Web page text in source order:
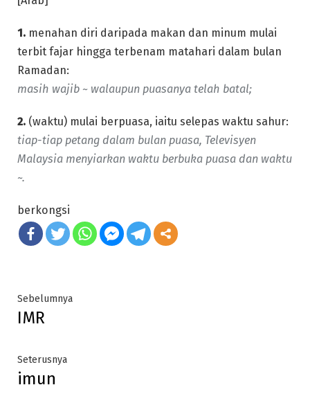
1. menahan diri daripada makan dan minum mulai
terbit fajar hingga terbenam matahari dalam bulan
Ramadan:
masih wajib ~ walaupun puasanya telah batal;
2. (waktu) mulai berpuasa, iaitu selepas waktu sahur:
tiap-tiap petang dalam bulan puasa, Televisyen
Malaysia menyiarkan waktu berbuka puasa dan waktu
~.
berkongsi
Post
navigation
SebelumnyaPrevious
IMR
SeterusnyaNext
imun